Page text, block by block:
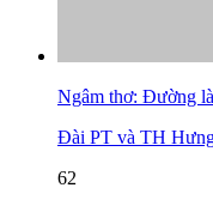
Ngâm thơ: Đường
Đài PT và TH
62